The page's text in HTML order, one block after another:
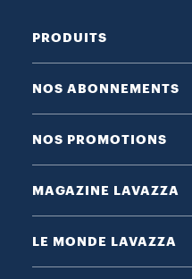
PRODUITS
NOS ABONNEMENTS
NOS PROMOTIONS
MAGAZINE LAVAZZA
LE MONDE LAVAZZA